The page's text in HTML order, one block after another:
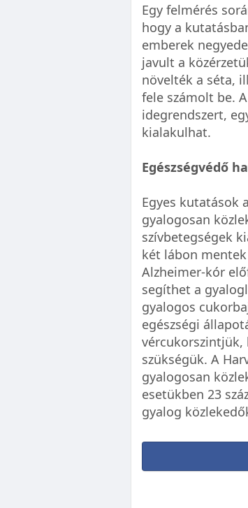
Egy felmérés
hogy a
emberek
javult a
növelték a séta,
fele számolt be.
idegrendszert,
kialakulhat.
Egészségvédő
Egyes kutatások
gyalogosan
szívbetegségek
két lábon
Alzheimer-kór
segíthet a
gyalogos
egészségi
vércukorszintjük,
szükségük. A
gyalogosan
esetükben 23
gyalog